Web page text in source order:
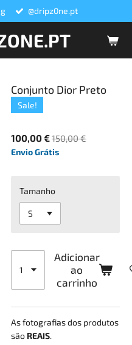
@dripz0ne.pt
Conjunto Dior Preto
Sale!
100,00 €150,00 €
Envio Grátis
Tamanho
Adicionar
ao
carrinho
As fotografias dos produtos
são REAIS.